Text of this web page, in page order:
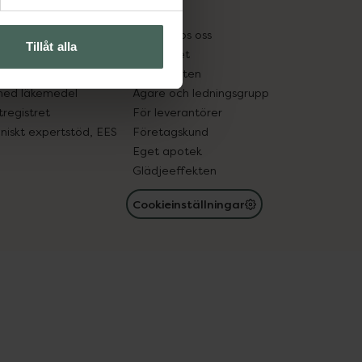
Tillåt alla
in gammal medicin
läkemedel
expertstöd, EES
Pressrum
Jobba hos oss
Hållbarhet
Samarbeten
Ägare och ledningsgrupp
För leverantörer
Företagskund
Eget apotek
Glädjeeffekten
Cookieinställningar